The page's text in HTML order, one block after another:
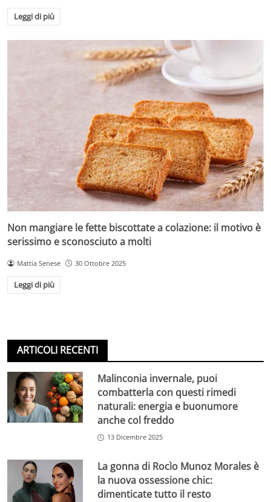
Leggi di più
Non mangiare le fette biscottate a colazione: il motivo è
serissimo e sconosciuto a molti
Mattia Senese 30 Ottobre 2025
Leggi di più
ARTICOLI RECENTI
Malinconia invernale, puoi
combatterla con questi rimedi
naturali: energia e buonumore
anche col freddo
13 Dicembre 2025
La gonna di Rocìo Munoz Morales è
la nuova ossessione chic:
dimenticate tutto il resto